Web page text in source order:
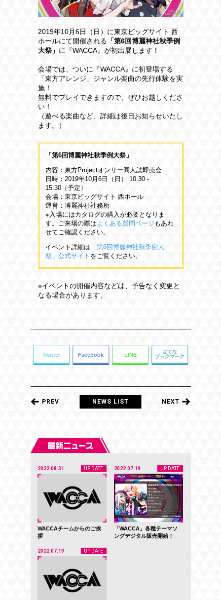
2019年10月6日（日）に東京ビッグサイト 西
ホールにて開催される 「第6回博麗神社秋季例
大祭」 に『WACCA』が初出展します！
会場では、 ついに『WACCA』に初登場する
「東方アレンジ」ジャンル楽曲の先行体験を実
施！
無料でプレイできますので、ぜひお越しくださ
い！
（遊べる楽曲など、詳細は後日お知らせいたし
ます。）
「第6回博麗神社秋季例大祭」
内容：東方Projectオンリー同人誌即売会
日時：2019年10月6日（日） 10:30 -
15:30（予定）
会場：東京ビッグサイト 西ホール
運営：博麗神社社務所
※入場にはカタログの購入が必要となりま
す。ご来場の際は よくある質問ページ もあわ
せてご確認ください。
イベント詳細は 「第6回博麗神社秋季例大
祭」公式サイト をご覧ください。
※イベントの開催内容などは、予告なく変更と
なる場合があります。
PREV NEWS LIST NEXT
2022.08.31 UP DATE
WACCAチームからのご挨
拶
2022.07.19 UP DATE
「WACCA」各種テーマソ
ングデジタル販売開始！
2022.07.19 UP DATE